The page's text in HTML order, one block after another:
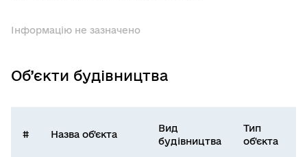
Інформацію не зазначено
Об’єкти будівництва
# Назва об'єкта
Вид
будівництва
Тип
об'єкта